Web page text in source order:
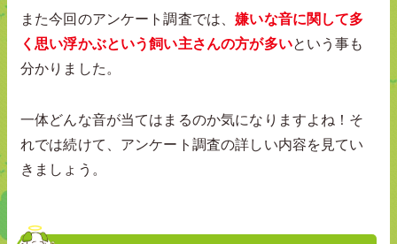
また今回のアンケート調査では、嫌いな音に関して多
く思い浮かぶという飼い主さんの方が多いという事も
分かりました。
一体どんな音が当てはまるのか気になりますよね！そ
れでは続けて、アンケート調査の詳しい内容を見てい
きましょう。